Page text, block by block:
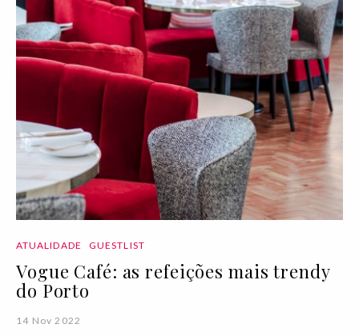
ATUALIDADE GUESTLIST
Vogue Café: as refeições mais trendy
do Porto
14 Nov 2022